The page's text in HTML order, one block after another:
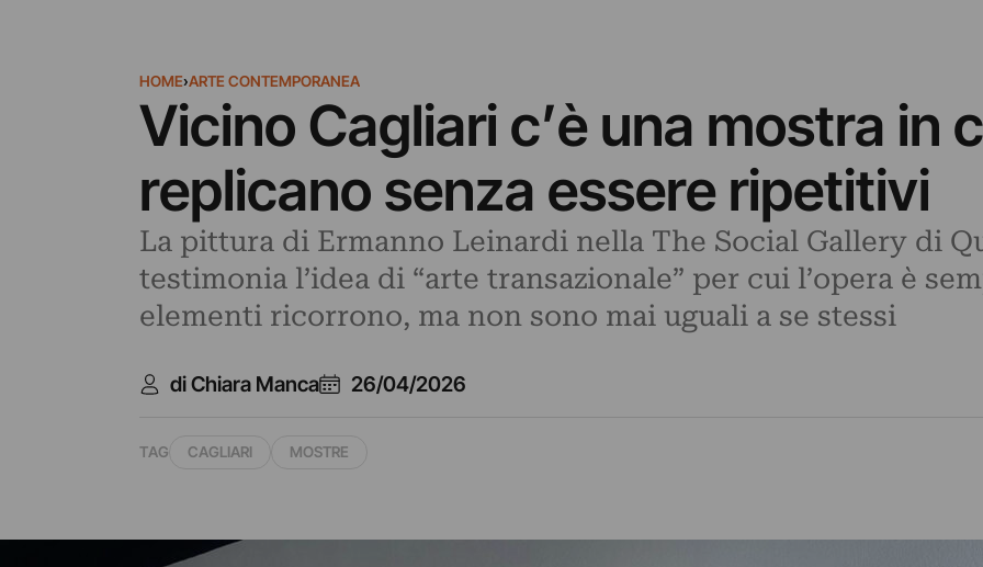
HOME›ARTE CONTEMPORANEA
Vicino Cagliari c’è una mostra in
replicano senza essere ripetitivi
La pittura di Ermanno Leinardi nella The Social Gallery di
testimonia l’idea di “arte transazionale” per cui l’opera è
elementi ricorrono, ma non sono mai uguali a se stessi
di Chiara Manca 26/04/2026
TAG CAGLIARI MOSTRE